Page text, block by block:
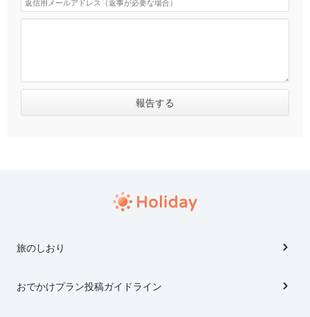
旅のしおり
おでかけプラン投稿ガイドライン